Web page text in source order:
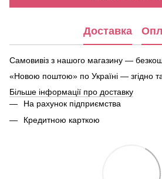
Доставка
Самовивіз з нашого магазину —
«Новою поштою» по Україні — згідно
Більше інформації про доставку
На рахунок підприємства
Кредитною карткою